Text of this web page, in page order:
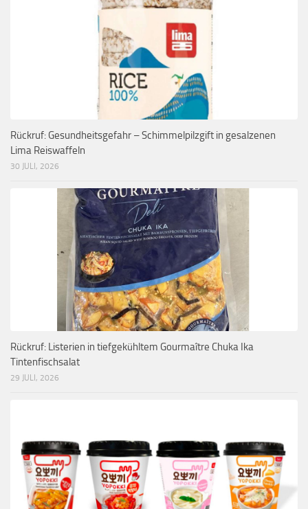
Rückruf: Gesundheitsgefahr – Schimmelpilzgift in gesalzenen
Lima Reiswaffeln
30 JULI, 2026
Rückruf: Listerien in tiefgekühltem Gourmaître Chuka Ika
Tintenfischsalat
29 JULI, 2026